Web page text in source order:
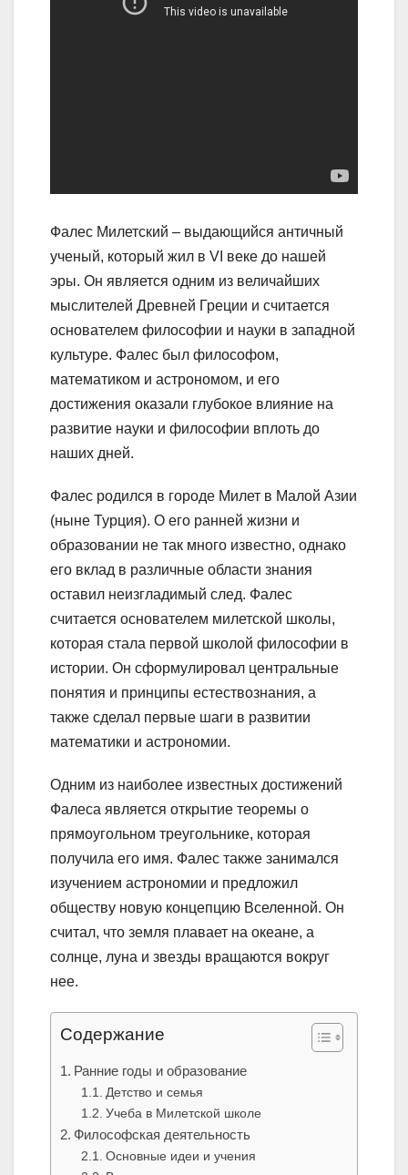
Фалес Милетский – выдающийся античный
ученый, который жил в VI веке до нашей
эры. Он является одним из величайших
мыслителей Древней Греции и считается
основателем философии и науки в западной
культуре. Фалес был философом,
математиком и астрономом, и его
достижения оказали глубокое влияние на
развитие науки и философии вплоть до
наших дней.
Фалес родился в городе Милет в Малой Азии
(ныне Турция). О его ранней жизни и
образовании не так много известно, однако
его вклад в различные области знания
оставил неизгладимый след. Фалес
считается основателем милетской школы,
которая стала первой школой философии в
истории. Он сформулировал центральные
понятия и принципы естествознания, а
также сделал первые шаги в развитии
математики и астрономии.
Одним из наиболее известных достижений
Фалеса является открытие теоремы о
прямоугольном треугольнике, которая
получила его имя. Фалес также занимался
изучением астрономии и предложил
обществу новую концепцию Вселенной. Он
считал, что земля плавает на океане, а
солнце, луна и звезды вращаются вокруг
нее.
Содержание
Ранние годы и образование
Детство и семья
Учеба в Милетской школе
Философская деятельность
Основные идеи и учения